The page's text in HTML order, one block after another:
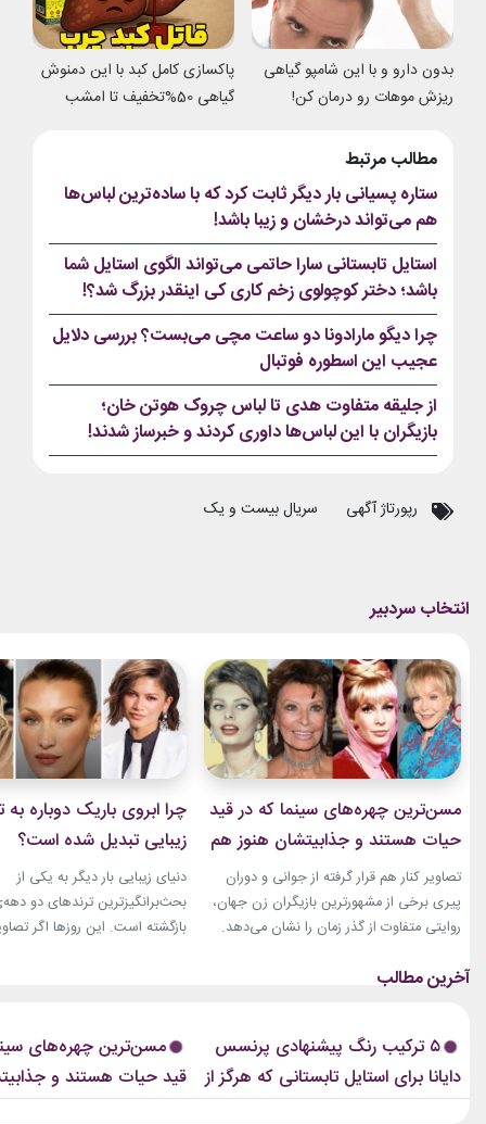
بدون دارو و با این شامپو گیاهی
ریزش موهات رو درمان کن!
پاکسازی کامل کبد با این دمنوش
گیاهی 50%تخفیف تا امشب
مطالب مرتبط
ستاره پسیانی بار دیگر ثابت کرد که با ساده‌ترین لباس‌ها
هم می‌تواند درخشان و زیبا باشد!
استایل تابستانی سارا حاتمی می‌تواند الگوی استایل شما
باشد؛ دختر کوچولوی زخم کاری کی اینقدر بزرگ شد؟!
چرا دیگو مارادونا دو ساعت مچی می‌بست؟ بررسی دلایل
عجیب این اسطوره فوتبال
از جلیقه متفاوت هدی تا لباس چروک هوتن خان؛
بازیگران با این لباس‌ها داوری کردند و خبرساز شدند!
رپورتاژ آگهی سریال بیست و یک
مسن‌ترین چهره‌های سینما که در قید
حیات هستند و جذابیتشان هنوز هم
باقیست!
تصاویر کنار هم قرار گرفته از جوانی و دوران
پیری برخی از مشهورترین بازیگران زن جهان،
روایتی متفاوت از گذر زمان را نشان می‌دهد.
هنوز با حضور، شخصیت و میراث هنری خود
سال‌های جوانی محدود...
چرا ابروی باریک دوباره به
زیبایی تبدیل شده است؟
دنیای زیبایی بار دیگر به یکی از
بحث‌برانگیزترین ترندهای دو
بازگشته است. این روزها اگر
ابروهای بسیار نازک دهه ۱۹۹۰ و اوایل دهه...
۵ ترکیب رنگ پیشنهادی پرنسس
دایانا برای استایل تابستانی که هرگز از
مد نمی‌افتند
مسن‌ترین چهره‌های
قید حیات هستند و
هم باقیست!